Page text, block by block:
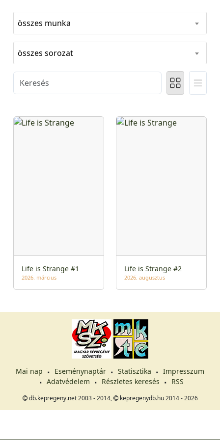
összes munka
összes sorozat
Life is Strange #1
2026. március
Life is Strange #2
2026. augusztus
Mai nap Eseménynaptár Statisztika
Impresszum
Adatvédelem
Részletes keresés RSS
db.kepregeny.net 2003 - 2014, kepregenydb.hu 2014 - 2026